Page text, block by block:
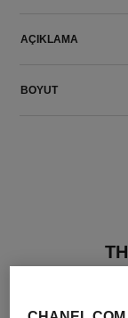
AÇIKLAMA
BOYUT